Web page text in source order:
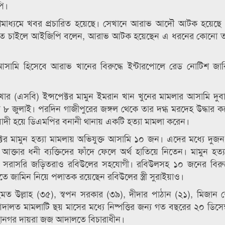
খবর প্রচারিত হয়েছে। সেখানে আরাভ আদৌ আটক
চাইলে আইজিপি বলেন, আরাভ আটক হয়েছেন এ ধরনের কোনো
হিসেবে আরাভ খানের বিরুদ্ধে ইন্টারপোলে রেড নোটিশ
(এসবি) ইন্সপেক্টর মামুন ইমরান খান খুনের মামলার আসামি
জুলাই। পরদিন গাজীপুরের জঙ্গল থেকে তার দগ্ধ মরদেহ উদ্ধার
হয়ে ডিএমপির বনানী থানায় একটি হত্যা মামলা করেন।
মামুন হত্যা মামলায় অভিযুক্ত আসামি ১০ জন। এদের মধ্যে
ধনী ব্যক্তিদের ফাঁদে ফেলে অর্থ হাতিয়ে নিতেন। মামুন
জড়িতরাও রবিউলের সহযোগী। রবিউলসহ ১০ জনের
জামিন নিয়ে পলাতক রয়েছেন রবিউলের স্ত্রী সুরাইয়াও।
উল্লাহ (৩৫), স্বপন সরকার (৩৯), দীদার পাঠান (২১), মিজান
মামলাটি ছয় মাসের মধ্যে নিষ্পত্তির জন্য গত বছরের ২০
দায়রা জজ আদালতে বিচারাধীন।